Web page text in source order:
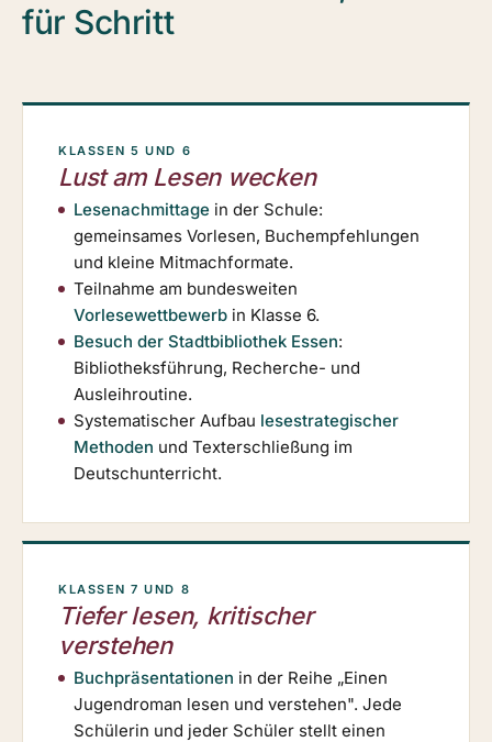
für Schritt
KLASSEN 5 UND 6
Lust am Lesen wecken
Lesenachmittage in der Schule:
gemeinsames Vorlesen, Buchempfehlungen
und kleine Mitmachformate.
Teilnahme am bundesweiten
Vorlesewettbewerb in Klasse 6.
Besuch der Stadtbibliothek Essen:
Bibliotheksführung, Recherche- und
Ausleihroutine.
Systematischer Aufbau lesestrategischer
Methoden und Texterschließung im
Deutschunterricht.
KLASSEN 7 UND 8
Tiefer lesen, kritischer
verstehen
Buchpräsentationen in der Reihe „Einen
Jugendroman lesen und verstehen". Jede
Schülerin und jeder Schüler stellt einen